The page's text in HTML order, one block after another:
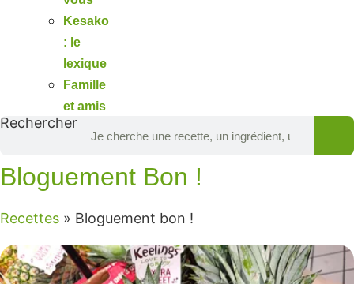
Kesako
: le
lexique
Famille
et amis
Rechercher
Bloguement Bon !
Recettes » Bloguement bon !